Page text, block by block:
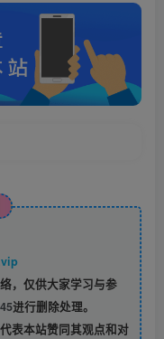
，仅供大家学习与参
进行删除处理。
表本站赞同其观点和对